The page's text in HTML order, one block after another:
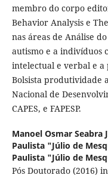
membro do corpo
Behavior Analysis e
nas áreas de Análise
autismo e a indivíduos
intelectual e verbal e a
Bolsista produtividade
Nacional de
CAPES, e FAPESP.
Manoel Osmar Seabra
Paulista "Júlio de
Paulista "Júlio de
Pós Doutorado (2016)